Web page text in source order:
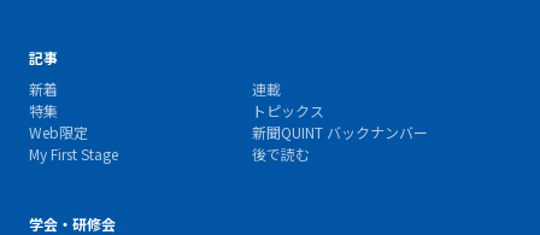
記事
新着
連載
特集
トピックス
Web限定
新聞QUINT バックナンバー
My First Stage
後で読む
学会・研修会